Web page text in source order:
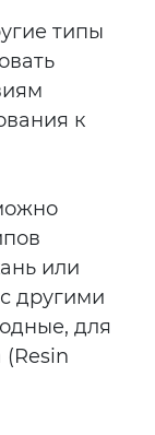
типы
к
или
другими
для
(Resin